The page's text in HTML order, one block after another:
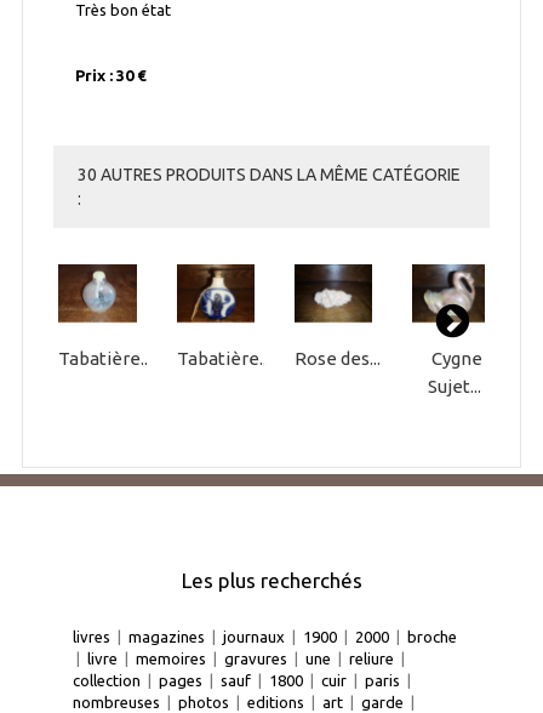
Très bon état
Prix : 30 €
30 AUTRES PRODUITS DANS LA MÊME CATÉGORIE
:
Tabatière... Tabatière... Rose des...
Cygne
Sujet...
Les plus recherchés
livres magazines journaux 1900 2000
broche
livre memoires gravures une reliure
collection
pages sauf 1800 cuir paris
nombreuses
photos editions art garde